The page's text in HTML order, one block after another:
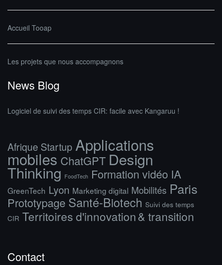
Accueil Tooap
Les projets que nous accompagnons
News Blog
Logiciel de suivi des temps CIR: facile avec Kangaruu !
Afrique Startup Applications
mobiles ChatGPT Design
Thinking FoodTech Formation vidéo IA
GreenTech Lyon Marketing digital Mobilités Paris
Prototypage Santé-Biotech Suivi des temps
CIR Territoires d'innovation & transition
Contact